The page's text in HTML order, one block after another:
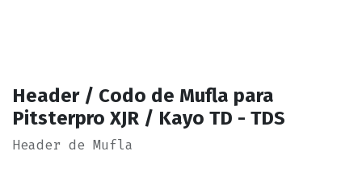
Header / Codo de Mufla para
Pitsterpro XJR / Kayo TD - TDS
Header de Mufla